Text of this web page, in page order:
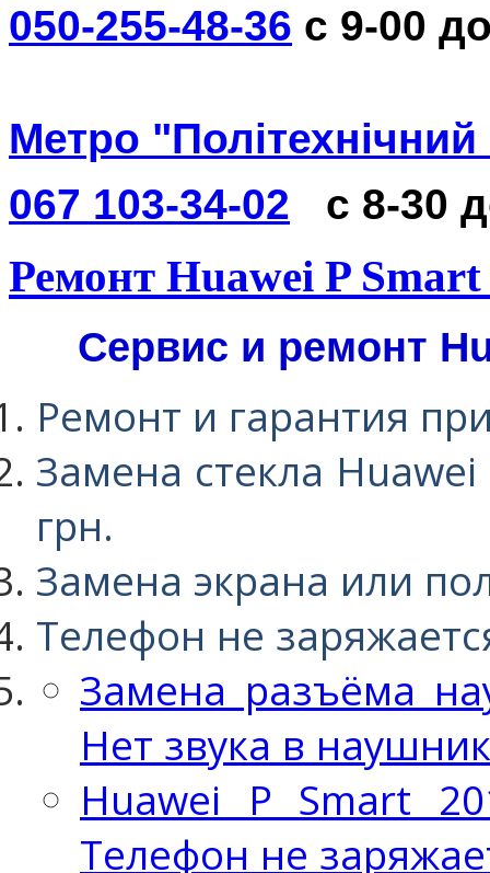
050-255-48-36 с 9-00
Метро "Політехнічний
067 103-34-02
с 8-30
Ремонт Huawei P
Сервис и ремонт
Ремонт и гарантия
Замена стекла
грн.
Замена экрана или
Телефон не
Замена разъёма
Нет звука в
Huawei P Smart
Телефон не